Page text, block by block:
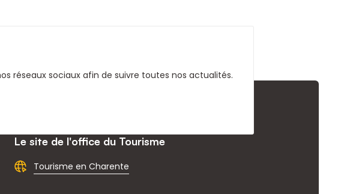
réseaux sociaux afin de suivre toutes nos actualités.
Le site de l'office du Tourisme
Tourisme en Charente